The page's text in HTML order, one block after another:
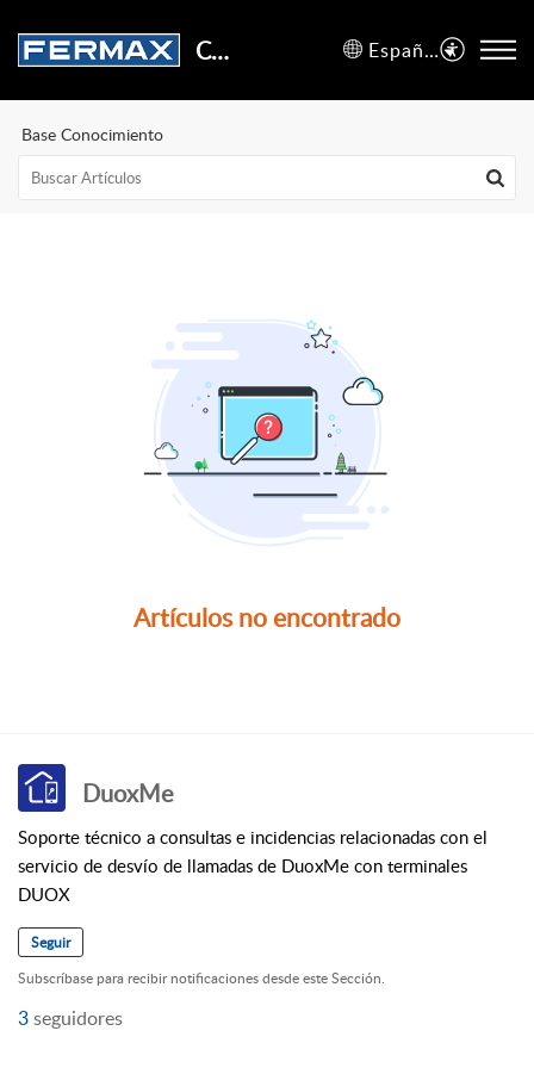
Centro de Soporte Español (España)
Base Conocimiento
Artículos no encontrado
DuoxMe
Soporte técnico a consultas e incidencias relacionadas con el
servicio de desvío de llamadas de DuoxMe con terminales
DUOX
Seguir
Subscríbase para recibir notificaciones desde este Sección.
3seguidores